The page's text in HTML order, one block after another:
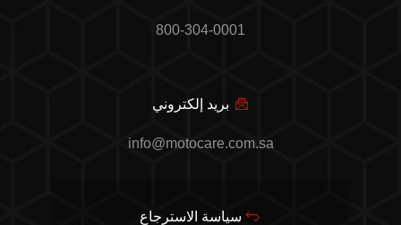
800-304-0001
بريد إلكتروني
info@motocare.com.sa
سياسة الاسترجاع